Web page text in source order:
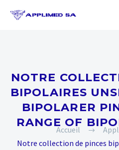
NOTRE
BIPOLAIRES
BIPOLARER
RANGE OF
Accueil
Notre collection de pinces